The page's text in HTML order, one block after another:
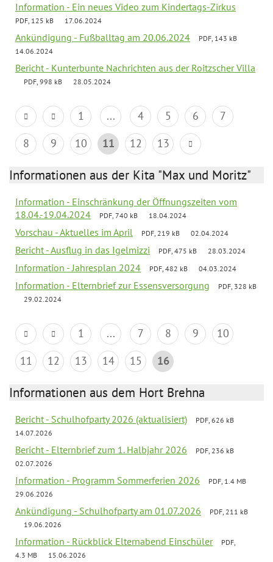
Information - Ein neues Video zum Kindertags-Zirkus
PDF, 125 kB 17.06.2024
Ankündigung - Fußballtag am 20.06.2024
PDF, 143 kB
14.06.2024
Bericht - Kunterbunte Nachrichten aus der Roitzscher Villa
PDF, 998 kB 28.05.2024
1 ... 4 5 6
7
8
9 10 11 12 13
Informationen aus der Kita "Max und Moritz"
Information - Einschränkung der Öffnungszeiten vom
18.04.-19.04.2024
PDF, 740 kB 18.04.2024
Vorschau - Aktuelles im April PDF, 219 kB 02.04.2024
Bericht - Ausflug in das Igelmizzi PDF, 475 kB 28.03.2024
Information - Jahresplan 2024 PDF, 482 kB 04.03.2024
Information - Elternbrief zur Essensversorgung
PDF, 328 kB
29.02.2024
1 ... 7 8 9
10
11
12 13 14 15 16
Informationen aus dem Hort Brehna
Bericht - Schulhofparty 2026 (aktualisiert)
PDF, 626 kB
14.07.2026
Bericht - Elternbrief zum 1. Halbjahr 2026
PDF, 236 kB
02.07.2026
Information - Programm Sommerferien 2026
PDF, 1.4 MB
29.06.2026
Ankündigung - Schulhofparty am 01.07.2026
PDF, 211 kB
19.06.2026
Information - Rückblick Elternabend Einschüler
PDF,
4.3 MB
15.06.2026